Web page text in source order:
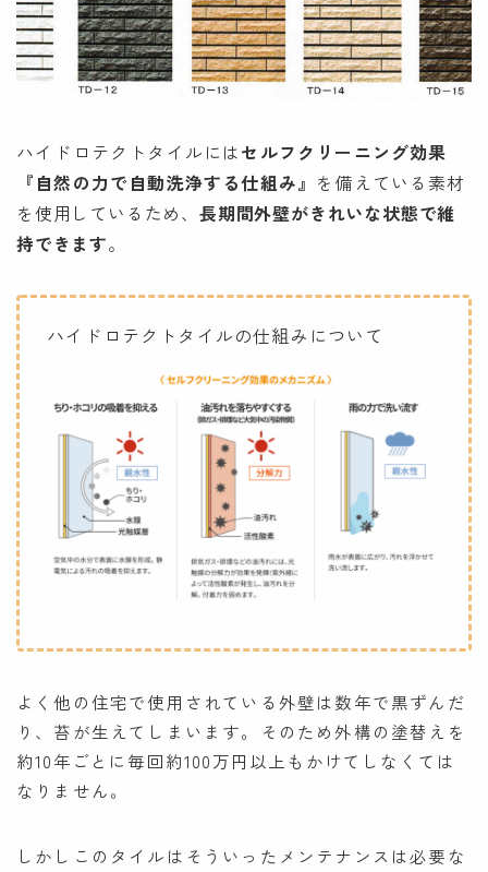
ハイドロテクトタイルにはセルフクリーニング効果
『自然の力で自動洗浄する仕組み』 を備えている 素材
を使用している ため、長期間外壁がきれいな状態で維
持できます。
ハイドロテクトタイルの仕組みについて
よく他の住宅で使用されている外壁は数年で黒ずんだ
り、苔が生えてしまいます。そのため外構の塗替えを
約10年ごとに毎回約100万円以上もかけてしなくては
なりません。
しかしこのタイルはそういったメンテナンスは必要な